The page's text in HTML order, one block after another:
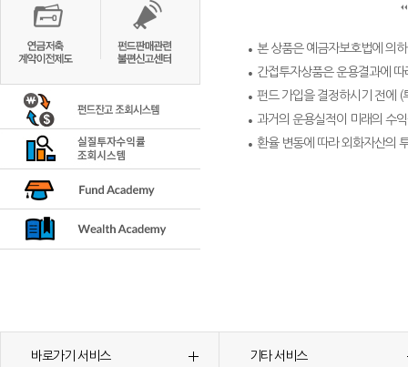
본 상품은 예금자보호법에 의
간접투자상품은 운용결과에
펀드 가입을 결정하시기 전에 (
과거의 운용실적이 미래의 수
환율 변동에 따라 외화자산의
바로가기 서비스 기타 서비스